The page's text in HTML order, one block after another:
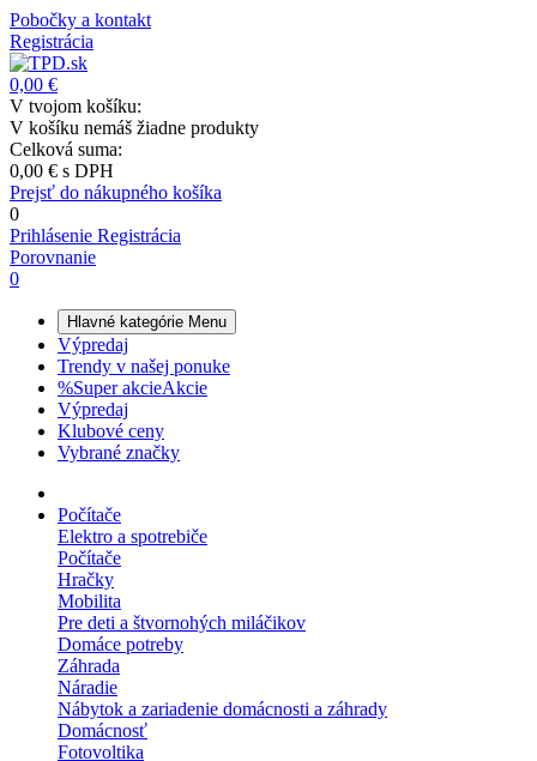
Pobočky a kontakt
Registrácia
0,00 €
V tvojom košíku:
V košíku nemáš žiadne produkty
Celková suma:
0,00 € s DPH
Prejsť do nákupného košíka
0
Prihlásenie Registrácia
Porovnanie
0
Hlavné kategórie Menu
Výpredaj
Trendy v našej ponuke
%Super akcieAkcie
Výpredaj
Klubové ceny
Vybrané značky
Počítače
Elektro a spotrebiče
Počítače
Hračky
Mobilita
Pre deti a štvornohých miláčikov
Domáce potreby
Záhrada
Náradie
Nábytok a zariadenie domácnosti a záhrady
Domácnosť
Fotovoltika